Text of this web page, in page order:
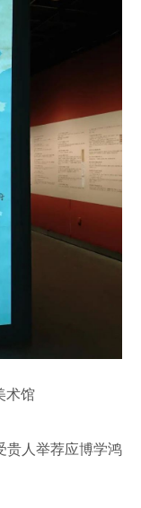
术馆
贵人举荐应博学鸿